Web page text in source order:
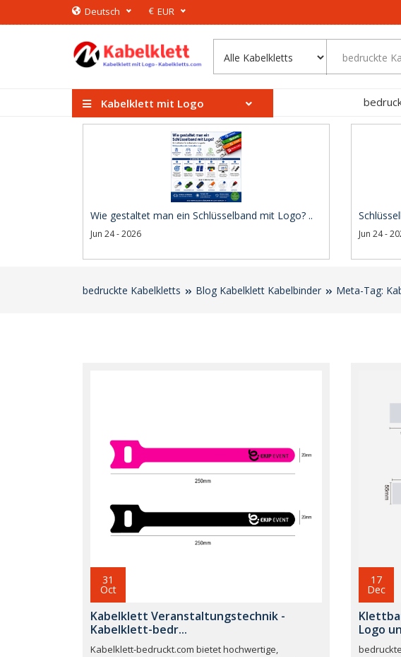
Deutsch € EUR
Kabelklett mit Logo
Wie gestaltet man ein Schlüsselband mit Logo? ..
Jun 24 - 2026 Jun 24 -
bedruckte Kabelkletts Blog Kabelklett Kabelbinder Meta-Tag:
31
Oct
Kabelklett Veranstaltungstechnik -
Kabelklett-bedr...
Kabelklett-bedruckt.com bietet hochwertige,
17
Dec
Logo